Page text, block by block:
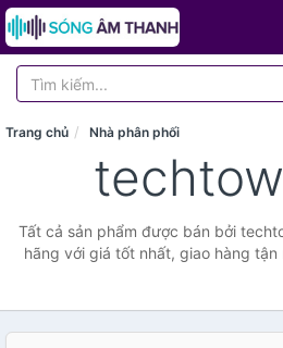
Trang chủ Nhà phân phối
Tất cả sản phẩm được bán bởi
hãng với giá tốt nhất, giao hàng tận